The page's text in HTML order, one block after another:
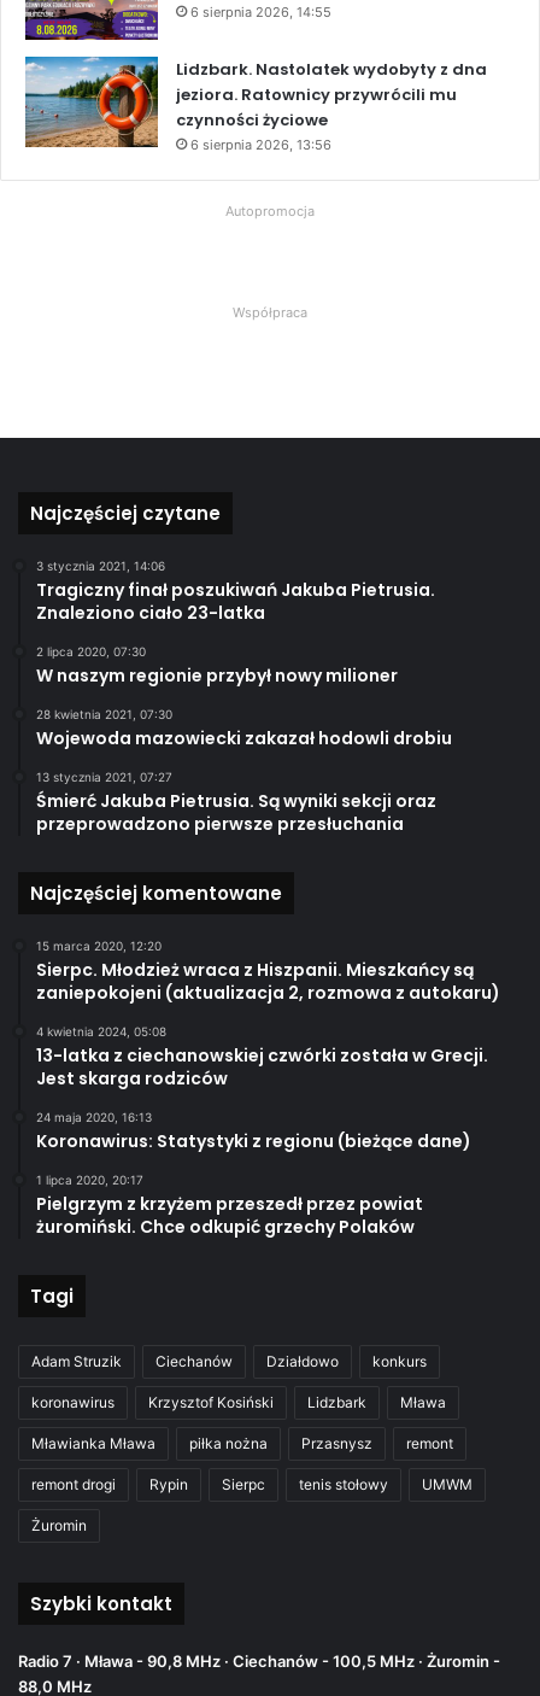
6 sierpnia 2026, 14:55
Lidzbark. Nastolatek wydobyty z dna
jeziora. Ratownicy przywrócili mu
czynności życiowe
6 sierpnia 2026, 13:56
Autopromocja
Współpraca
Najczęściej czytane
3 stycznia 2021, 14:06
Tragiczny finał poszukiwań Jakuba Pietrusia.
Znaleziono ciało 23-latka
2 lipca 2020, 07:30
W naszym regionie przybył nowy milioner
28 kwietnia 2021, 07:30
Wojewoda mazowiecki zakazał hodowli drobiu
13 stycznia 2021, 07:27
Śmierć Jakuba Pietrusia. Są wyniki sekcji oraz
przeprowadzono pierwsze przesłuchania
Najczęściej komentowane
15 marca 2020, 12:20
Sierpc. Młodzież wraca z Hiszpanii. Mieszkańcy są
zaniepokojeni (aktualizacja 2, rozmowa z autokaru)
4 kwietnia 2024, 05:08
13-latka z ciechanowskiej czwórki została w Grecji.
Jest skarga rodziców
24 maja 2020, 16:13
Koronawirus: Statystyki z regionu (bieżące dane)
1 lipca 2020, 20:17
Pielgrzym z krzyżem przeszedł przez powiat
żuromiński. Chce odkupić grzechy Polaków
Tagi
Adam Struzik Ciechanów Działdowo konkurs
koronawirus Krzysztof Kosiński Lidzbark Mława
Mławianka Mława piłka nożna Przasnysz remont
remont drogi Rypin Sierpc tenis stołowy UMWM
Żuromin
Szybki kontakt
Radio 7 · Mława - 90,8 MHz · Ciechanów - 100,5 MHz · Żuromin -
88,0 MHz